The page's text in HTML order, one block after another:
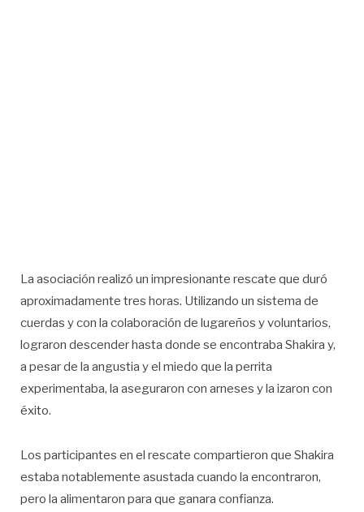
La asociación realizó un impresionante rescate que duró
aproximadamente tres horas. Utilizando un sistema de
cuerdas y con la colaboración de lugareños y voluntarios,
lograron descender hasta donde se encontraba Shakira y,
a pesar de la angustia y el miedo que la perrita
experimentaba, la aseguraron con arneses y la izaron con
éxito.
Los participantes en el rescate compartieron que Shakira
estaba notablemente asustada cuando la encontraron,
pero la alimentaron para que ganara confianza.